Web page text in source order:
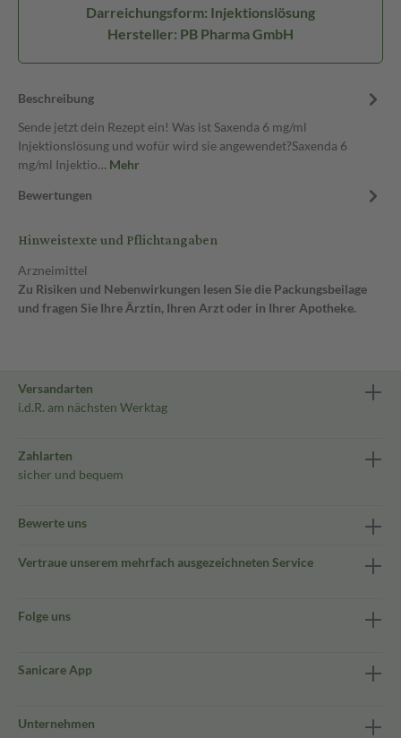
Darreichungsform: Injektionslösung
Hersteller: PB Pharma GmbH
Beschreibung
Sende jetzt dein Rezept ein! Was ist Saxenda 6 mg/ml
Injektionslösung und wofür wird sie angewendet?Saxenda 6
mg/ml Injektio… Mehr
Bewertungen
Hinweistexte und Pflichtangaben
Arzneimittel
Zu Risiken und Nebenwirkungen lesen Sie die Packungsbeilage
und fragen Sie Ihre Ärztin, Ihren Arzt oder in Ihrer Apotheke.
Versandarten
i.d.R. am nächsten Werktag
Zahlarten
sicher und bequem
Bewerte uns
Vertraue unserem mehrfach ausgezeichneten Service
Folge uns
Sanicare App
Unternehmen